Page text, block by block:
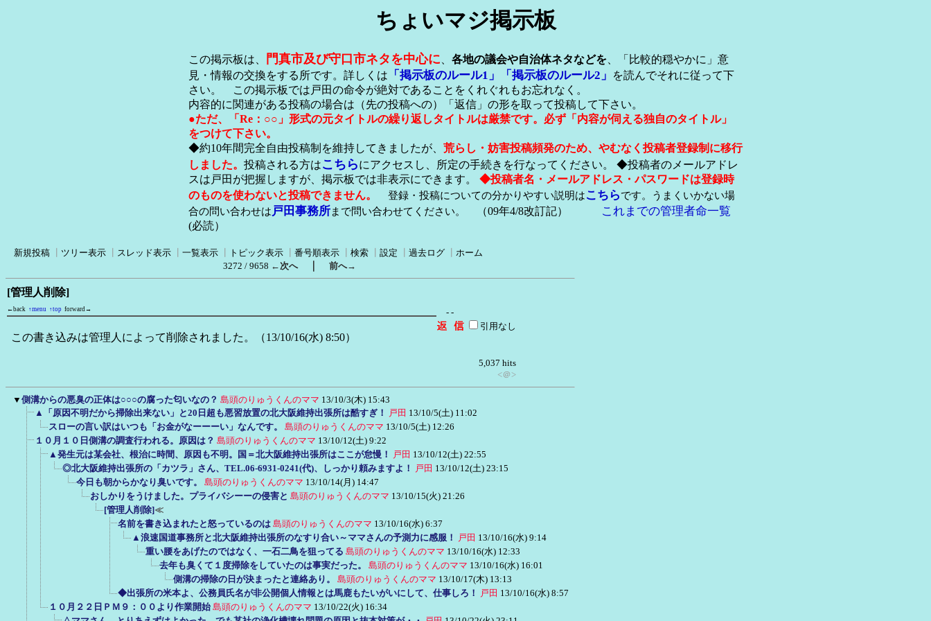
ちょいマジ掲示板
この掲示板は、 門真市及び守口市ネタを中心に、 各地の議会や自治体ネタなどを、「比較的穏やかに」意
見・情報の交換をする所です。詳しくは
「掲示板のルール1」 「掲示板のルール2」
を読んでそれに従って下
さい。 この掲示板では戸田の命令が絶対であることをくれぐれもお忘れなく。
内容的に関連がある投稿の場合は（先の投稿への）「返信」の形を取って投稿して下さい。
●ただ、「Re：○○」形式の元タイトルの繰り返しタイトルは厳禁です。必ず「内容が伺える独自のタイトル」
をつけて下さい。
◆約10年間完全自由投稿制を維持してきましたが、 荒らし・妨害投稿頻発のため、やむなく投稿者登録制に移行
しました。 投稿される方はこちらにアクセスし、所定の手続きを行なってください。 ◆投稿者のメールアドレ
スは戸田が把握しますが、掲示板では非表示にできます。 ◆投稿者名・メールアドレス・パスワードは登録時
のものを使わないと投稿できません。
登録・投稿についての分かりやすい説明はこちらです。うまくいかない場
合の問い合わせは戸田事務所まで問い合わせてください。 （09年4/8改訂記） これまでの管理者命一覧
(必読）
新規投稿 ツリー表示 スレッド表示 一覧表示 トピック表示 番号順表示 検索 設定 過去ログ
ホーム
3272 / 9658 ←次へ｜ 前へ→
[管理人削除]
←back ↑menu ↑top forward→ - -
この書き込みは管理人によって削除されました。（13/10/16(水) 8:50）
引用なし
5,037 hits
<＠>
▼ 側溝からの悪臭の正体は○○○の腐った匂いなの？ 島頭のりゅうくんのママ 13/10/3(木) 15:43
▲「原因不明だから掃除出来ない」と20日超も悪習放置の北大阪維持出張所は酷すぎ！
戸田 13/10/5(土) 11:02
スローの言い訳はいつも「お金がなーーーい」なんです。
島頭のりゅうくんのママ 13/10/5(土) 12:26
１０月１０日側溝の調査行われる。原因は？ 島頭のりゅうくんのママ 13/10/12(土) 9:22
▲発生元は某会社、根治に時間、原因も不明。国＝北大阪維持出張所はここが怠慢！
戸田 13/10/12(土) 22:55
◎北大阪維持出張所の「カツラ」さん、TEL.06-6931-0241(代)、しっかり頼みますよ！
戸田 13/10/12(土) 23:15
今日も朝からかなり臭いです。
島頭のりゅうくんのママ 13/10/14(月) 14:47
おしかりをうけました。プライバシーーの侵害と 島頭のりゅうくんのママ 13/10/15(火) 21:26
[管理人削除]≪
名前を書き込まれたと怒っているのは 島頭のりゅうくんのママ 13/10/16(水) 6:37
▲浪速国道事務所と北大阪維持出張所のなすり合い～ママさんの予測力に感服！
戸田 13/10/16(水) 9:14
重い腰をあげたのではなく、一石二鳥を狙ってる 島頭のりゅうくんのママ 13/10/16(水) 12:33
去年も臭くて１度掃除をしていたのは事実だった。
島頭のりゅうくんのママ 13/10/16(水) 16:01
側溝の掃除の日が決まったと連絡あり。
島頭のりゅうくんのママ 13/10/17(木) 13:13
◆出張所の米本よ、公務員氏名が非公開個人情報とは馬鹿もたいがいにして、仕事しろ！
戸田 13/10/16(水) 8:57
１０月２２日ＰＭ９：００より作業開始 島頭のりゅうくんのママ 13/10/22(火) 16:34